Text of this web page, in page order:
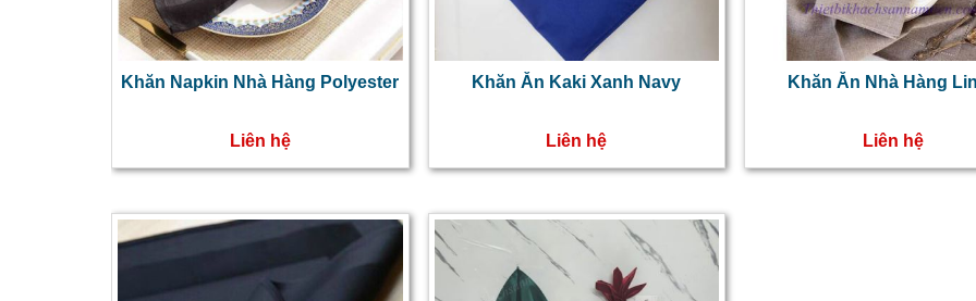
Khăn Napkin Nhà Hàng Polyester
Liên hệ
Khăn Ăn Kaki Xanh Navy
Liên hệ
Khăn Ăn Nhà Hàng
Liên hệ